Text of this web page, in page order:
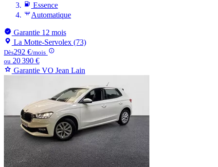
Essence
Automatique
Garantie 12 mois
La Motte-Servolex (73)
Dès292 €/mois
ou 20 390 €
Garantie VO Jean Lain